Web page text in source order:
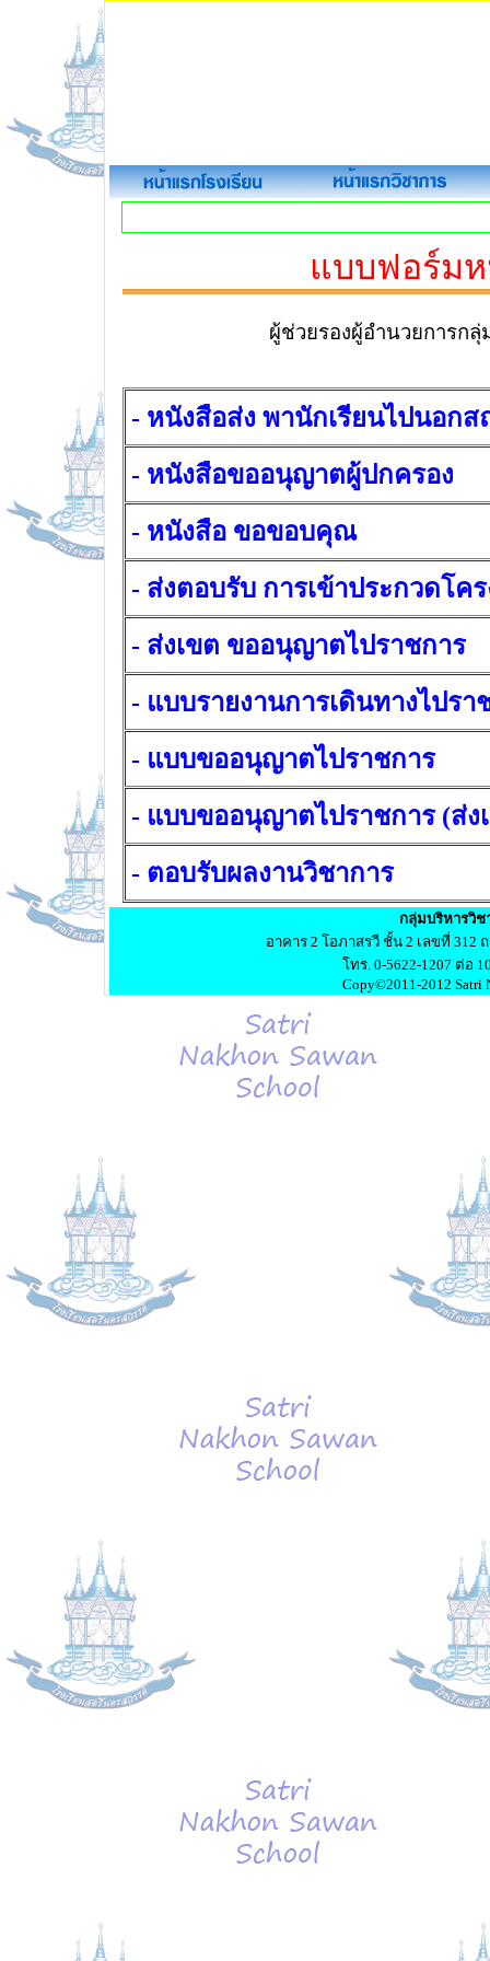
แบบฟอร์ม
ผู้ช่วยรองผู้อำนวยการก
- หนังสือส่ง พานักเรียนไปนอก
- หนังสือขออนุญาตผู้ปกครอง
- หนังสือ ขอขอบคุณ
- ส่งตอบรับ การเข้าประกวดโค
- ส่งเขต ขออนุญาตไปราชการ
- แบบรายงานการเดินทางไปรา
- แบบขออนุญาตไปราชการ
- แบบขออนุญาตไปราชการ (ส่ง
- ตอบรับผลงานวิชาการ
กลุ่มบริหารวิช
อาคาร 2 โอภาสรวี ชั้น 2 เลขที่ 312
โทร. 0-5622-1207 ต่อ
Copy©2011-2012 Satri